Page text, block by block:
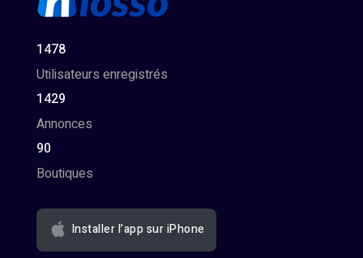
1478
Utilisateurs enregistrés
1429
Annonces
90
Boutiques
Installer l’app sur iPhone